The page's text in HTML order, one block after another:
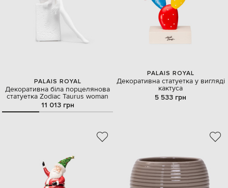
PALAIS ROYAL
Декоративна біла порцелянова
статуетка Zodiac Taurus woman
11 013 грн
PALAIS ROYAL
Декоративна статуетка у вигляді
кактуса
5 533 грн